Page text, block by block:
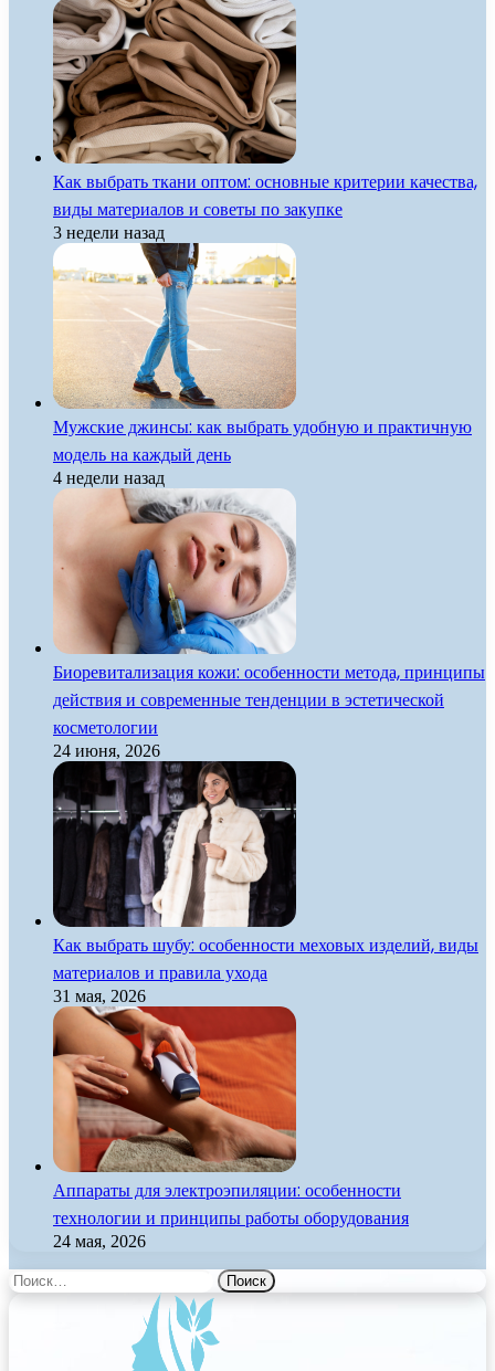
Как выбрать ткани оптом: основные критерии качества,
виды материалов и советы по закупке
3 недели назад
Мужские джинсы: как выбрать удобную и практичную
модель на каждый день
4 недели назад
Биоревитализация кожи: особенности метода, принципы
действия и современные тенденции в эстетической
косметологии
24 июня, 2026
Как выбрать шубу: особенности меховых изделий, виды
материалов и правила ухода
31 мая, 2026
Аппараты для электроэпиляции: особенности
технологии и принципы работы оборудования
24 мая, 2026
Найти: